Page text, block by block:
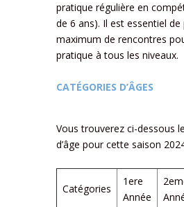
pratique régulière en
de 6 ans). Il est essentiel
maximum de rencontres
pratique à tous les niveaux.
CATÉGORIES D’ÂGES
Vous trouverez ci-dessous
d’âge pour cette saison
Catégories
1ere
Année